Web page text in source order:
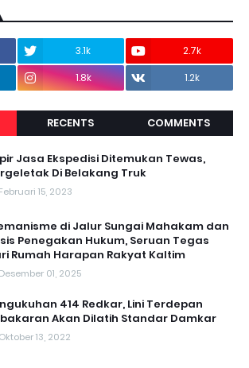
3.1k
2.7k
1.8k 1.2k
RECENTS COMMENTS
Jasa Ekspedisi Ditemukan Tewas,
Di Belakang Truk
Februari 15, 2023
di Jalur Sungai Mahakam dan
Penegakan Hukum, Seruan Tegas
Rumah Harapan Rakyat Kaltim
Desember 01, 2025
414 Redkar, Lini Terdepan
Akan Dilatih Standar Damkar
Oktober 13, 2022